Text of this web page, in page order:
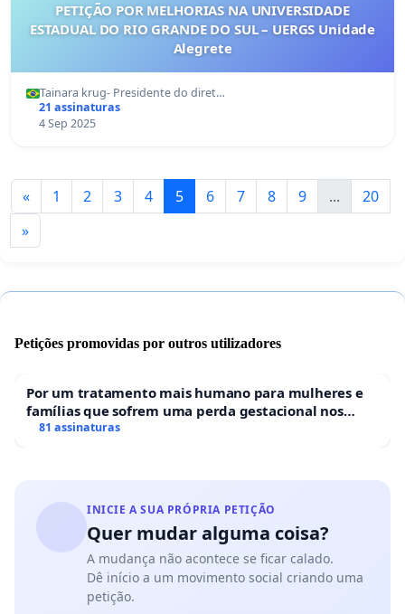
PETIÇÃO POR MELHORIAS NA UNIVERSIDADE
ESTADUAL DO RIO GRANDE DO SUL – UERGS Unidade
Alegrete
Tainara krug- Presidente do diret…
21 assinaturas
4 Sep 2025
« 1 2 3 4 5 6 7 8 9 ...
20
»
Petições promovidas por outros utilizadores
Por um tratamento mais humano para mulheres e
famílias que sofrem uma perda gestacional nos
hospitais portugueses
81 assinaturas
INICIE A SUA PRÓPRIA PETIÇÃO
Quer mudar alguma coisa?
A mudança não acontece se ficar calado.
Dê início a um movimento social criando uma
petição.